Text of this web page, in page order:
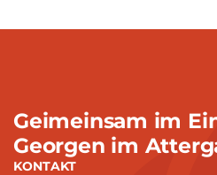
Geimeinsam im
Georgen im
KONTAKT